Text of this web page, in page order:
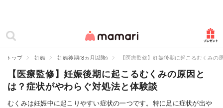
ママリ
カテゴリー一覧
妊娠
出産
トップ 妊娠 妊娠後期(8ヵ月以降) 【医療監修】妊娠後期に起こるむくみ
【医療監修】妊娠後期に起こるむくみの原因と
は？症状がやわらぐ対処法と体験談
むくみは妊娠中に起こりやすい症状の一つです。特に足に症状が出や